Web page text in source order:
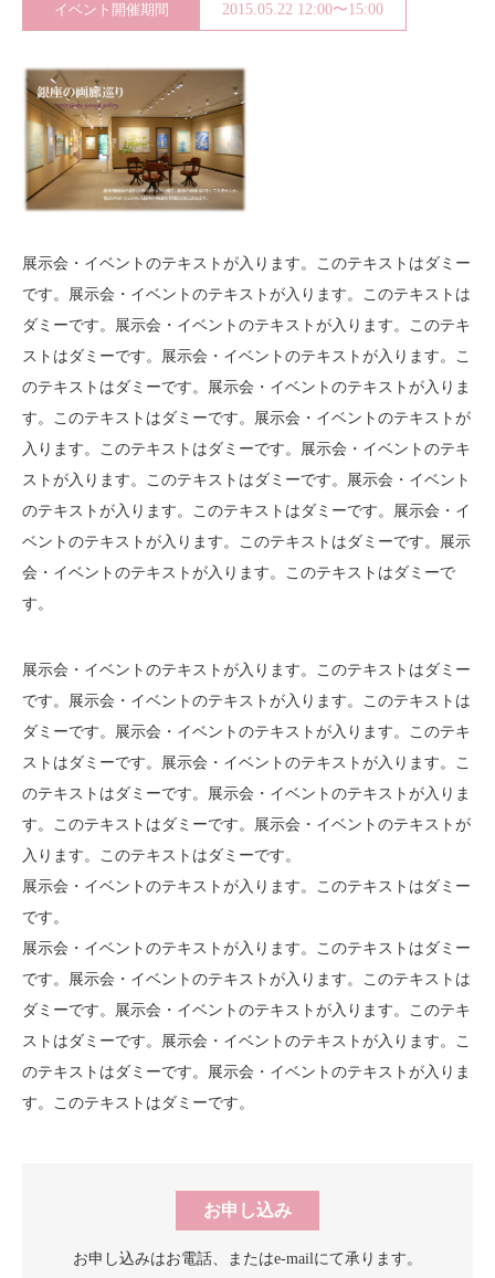
Contact
Purchase assessment
イベント開催期間 2015.05.22 12:00〜15:00
展示会・イベントのテキストが入ります。このテキストはダミー
です。展示会・イベントのテキストが入ります。このテキストは
ダミーです。展示会・イベントのテキストが入ります。このテキ
ストはダミーです。展示会・イベントのテキストが入ります。こ
のテキストはダミーです。展示会・イベントのテキストが入りま
す。このテキストはダミーです。展示会・イベントのテキストが
入ります。このテキストはダミーです。展示会・イベントのテキ
ストが入ります。このテキストはダミーです。展示会・イベント
のテキストが入ります。このテキストはダミーです。展示会・イ
ベントのテキストが入ります。このテキストはダミーです。展示
会・イベントのテキストが入ります。このテキストはダミーで
す。
展示会・イベントのテキストが入ります。このテキストはダミー
です。展示会・イベントのテキストが入ります。このテキストは
ダミーです。展示会・イベントのテキストが入ります。このテキ
ストはダミーです。展示会・イベントのテキストが入ります。こ
のテキストはダミーです。展示会・イベントのテキストが入りま
す。このテキストはダミーです。展示会・イベントのテキストが
入ります。このテキストはダミーです。
展示会・イベントのテキストが入ります。このテキストはダミー
です。
展示会・イベントのテキストが入ります。このテキストはダミー
です。展示会・イベントのテキストが入ります。このテキストは
ダミーです。展示会・イベントのテキストが入ります。このテキ
ストはダミーです。展示会・イベントのテキストが入ります。こ
のテキストはダミーです。展示会・イベントのテキストが入りま
す。このテキストはダミーです。
お申し込み
お申し込みはお電話、 またはe-mailにて承ります。